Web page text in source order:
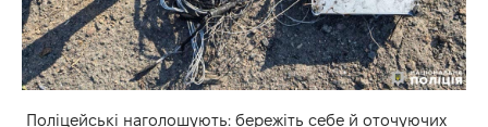
Поліцейські наголошують: бережіть себе й оточуючих